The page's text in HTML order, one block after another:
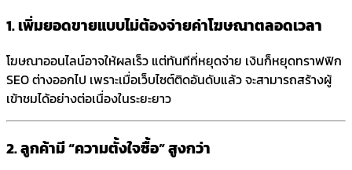
1. เพิ่มยอดขายแบบไม่ต้องจ่ายค่าโฆษณาตลอดเวลา
โฆษณาออนไลน์อาจให้ผลเร็ว แต่ทันทีที่หยุดจ่าย เงินก็หยุดทราฟฟิก
SEO ต่างออกไป เพราะเมื่อเว็บไซต์ติดอันดับแล้ว จะสามารถสร้างผู้
เข้าชมได้อย่างต่อเนื่องในระยะยาว
2. ลูกค้ามี “ความตั้งใจซื้อ” สูงกว่า